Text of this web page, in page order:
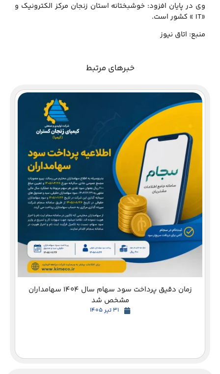
وی در پایان افزود: خوشبختانه استان زنجان مرکز الکترونیک و
«IT » کشور است.
منبع: اتاق نیوز
خبرهای مرتبط
زمان دقیق پرداخت سود سهام سال 1404 سهامداران
مشخص شد
31 تیر 1405